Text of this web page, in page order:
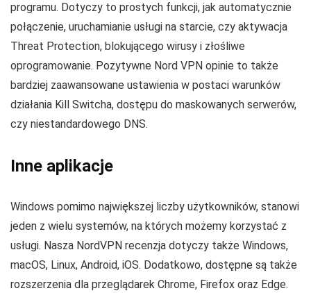
programu. Dotyczy to prostych funkcji, jak automatycznie
połączenie, uruchamianie usługi na starcie, czy aktywacja
Threat Protection, blokującego wirusy i złośliwe
oprogramowanie. Pozytywne Nord VPN opinie to także
bardziej zaawansowane ustawienia w postaci warunków
działania Kill Switcha, dostępu do maskowanych serwerów,
czy niestandardowego DNS.
Inne aplikacje
Windows pomimo największej liczby użytkowników, stanowi
jeden z wielu systemów, na których możemy korzystać z
usługi. Nasza NordVPN recenzja dotyczy także Windows,
macOS, Linux, Android, iOS. Dodatkowo, dostępne są także
rozszerzenia dla przeglądarek Chrome, Firefox oraz Edge.